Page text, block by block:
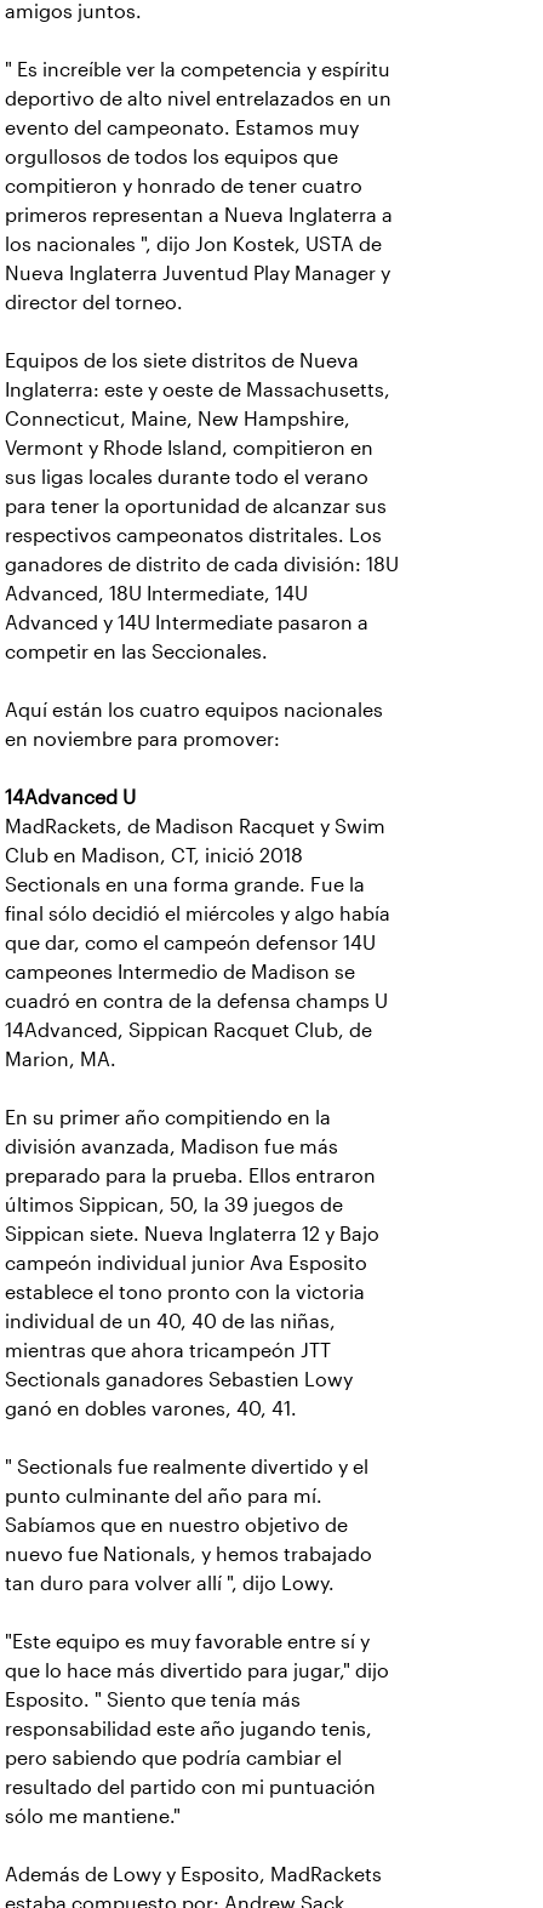
amigos juntos.
" Es increíble ver la competencia y espíritu
deportivo de alto nivel entrelazados en un
evento del campeonato. Estamos muy
orgullosos de todos los equipos que
compitieron y honrado de tener cuatro
primeros representan a Nueva Inglaterra a
los nacionales ", dijo Jon Kostek, USTA de
Nueva Inglaterra Juventud Play Manager y
director del torneo.
Equipos de los siete distritos de Nueva
Inglaterra: este y oeste de Massachusetts,
Connecticut, Maine, New Hampshire,
Vermont y Rhode Island, compitieron en
sus ligas locales durante todo el verano
para tener la oportunidad de alcanzar sus
respectivos campeonatos distritales. Los
ganadores de distrito de cada división: 18U
Advanced, 18U Intermediate, 14U
Advanced y 14U Intermediate pasaron a
competir en las Seccionales.
Aquí están los cuatro equipos nacionales
en noviembre para promover:
14Advanced U
MadRackets, de Madison Racquet y Swim
Club en Madison, CT, inició 2018
Sectionals en una forma grande. Fue la
final sólo decidió el miércoles y algo había
que dar, como el campeón defensor 14U
campeones Intermedio de Madison se
cuadró en contra de la defensa champs U
14Advanced, Sippican Racquet Club, de
Marion, MA.
En su primer año compitiendo en la
división avanzada, Madison fue más
preparado para la prueba. Ellos entraron
últimos Sippican, 50, la 39 juegos de
Sippican siete. Nueva Inglaterra 12 y Bajo
campeón individual junior Ava Esposito
establece el tono pronto con la victoria
individual de un 40, 40 de las niñas,
mientras que ahora tricampeón JTT
Sectionals ganadores Sebastien Lowy
ganó en dobles varones, 40, 41.
" Sectionals fue realmente divertido y el
punto culminante del año para mí.
Sabíamos que en nuestro objetivo de
nuevo fue Nationals, y hemos trabajado
tan duro para volver allí ", dijo Lowy.
"Este equipo es muy favorable entre sí y
que lo hace más divertido para jugar," dijo
Esposito. " Siento que tenía más
responsabilidad este año jugando tenis,
pero sabiendo que podría cambiar el
resultado del partido con mi puntuación
sólo me mantiene."
Además de Lowy y Esposito, MadRackets
estaba compuesto por: Andrew Sack,